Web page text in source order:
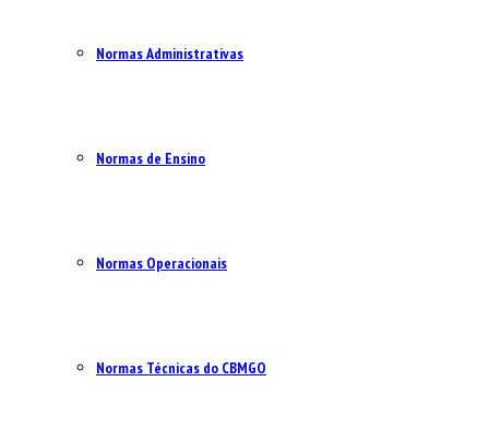
Normas Administrativas
Normas de Ensino
Normas Operacionais
Normas Técnicas do CBMGO